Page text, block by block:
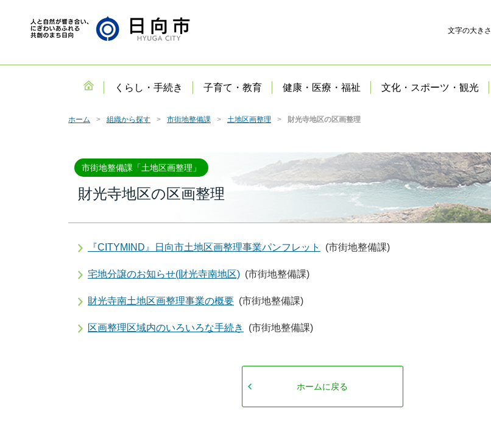
文字の大きさ
くらし・手続き 子育て・教育 健康・医療・福祉 文化・スポーツ・観光
ホーム 組織から探す 市街地整備課 土地区画整理 財光寺地区の区画整理
市街地整備課「土地区画整理」
財光寺地区の区画整理
『CITYMIND』日向市土地区画整理事業パンフレット (市街地整備課)
宅地分譲のお知らせ(財光寺南地区) (市街地整備課)
財光寺南土地区画整理事業の概要 (市街地整備課)
区画整理区域内のいろいろな手続き (市街地整備課)
ホームに戻る